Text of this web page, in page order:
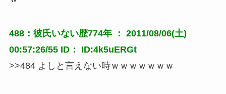
488：彼氏いない歴774年 ： 2011/08/06(土)
00:57:26/55 ID： ID:4k5uERGt
>>484 よしと言えない時ｗｗｗｗｗｗｗ